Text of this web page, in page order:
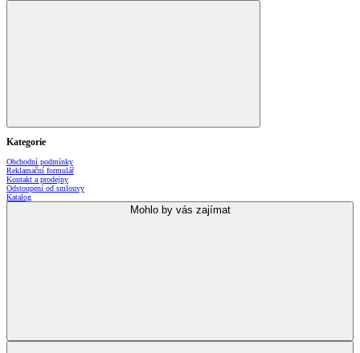
Kategorie
Obchodní podmínky
Reklamační formulář
Kontakt a prodejny
Odstoupení od smlouvy
Katalog
Mohlo by vás zajímat